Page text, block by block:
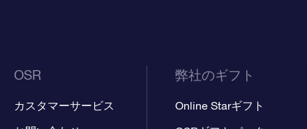
OSR
カスタマーサービス
弊社のギフト
Online Starギフト